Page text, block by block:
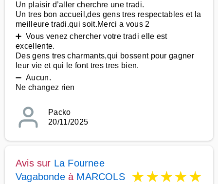
Un plaisir d’aller cherchre une tradi.
Un tres bon accueil,des gens tres respectables et la
meilleure tradi.qui soit.Merci a vous 2
➕ Vous venez chercher votre tradi elle est
excellente.
Des gens tres charmants,qui bossent pour gagner
leur vie et qui le font tres tres bien.
➖ Aucun.
Ne changez rien
Packo
20/11/2025
Avis sur La Fournee
Vagabondeà MARCOLS ★★★★★